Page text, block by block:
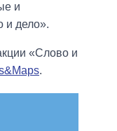
и
и дело».
«Слово и
.